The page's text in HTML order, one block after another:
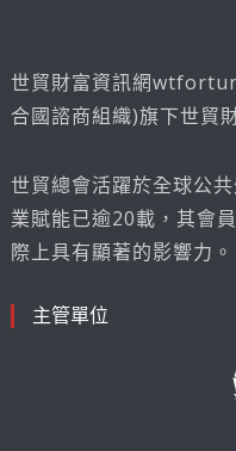
世貿財富資訊網
合國諮商組織)旗下世貿
世貿總會活躍於全球公
業賦能已逾20載，其會
際上具有顯著的影響力。
主管單位